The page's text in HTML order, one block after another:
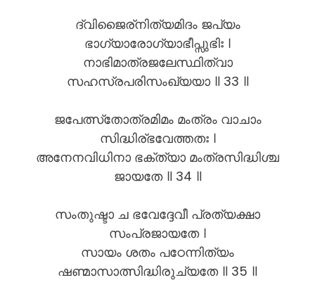
ദ്വിജൈര്നിത്യമിദം ജപ്യം
ഭാഗ്യാരോഗ്യാഭീപ്സുഭിഃ ।
നാഭിമാത്രജലേസ്ഥിത്വാ
സഹസ്രപരിസംഖ്യയാ ॥ 33 ॥
ജപേത്സ്തോത്രമിമം മംത്രം വാചാം
സിദ്ധിര്ഭവേത്തതഃ ।
അനേനവിധിനാ ഭക്ത്യാ മംത്രസിദ്ധിശ്ച
ജായതേ ॥ 34 ॥
സംതുഷ്ടാ ച ഭവേദ്ദേവീ പ്രത്യക്ഷാ
സംപ്രജായതേ ।
സായം ശതം പഠേന്നിത്യം
ഷണ്മാസാത്സിദ്ധിരുച്യതേ ॥ 35 ॥